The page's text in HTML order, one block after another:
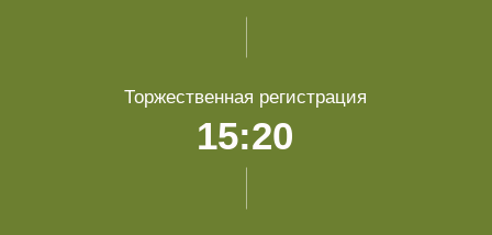
Сразу после свадьбы мы планируем
путешествие, поэтому просим вас не
дарить цветы. Мы просто не успеем ими
воплотить нашу мечту в реальность!